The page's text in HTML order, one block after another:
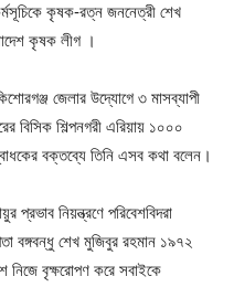
কৃষক-রত্ন জননেত্রী শেখ
কৃষক লীগ ।
জেলার উদ্যোগে ৩ মাসব্যাপী
বিসিক শিল্পনগরী এরিয়ায় ১০০০
বক্তব্যে তিনি এসব কথা বলেন।
নিয়ন্ত্রণে পরিবেশবিদরা
বঙ্গবন্ধু শেখ মুজিবুর রহমান ১৯৭২
নিজে বৃক্ষরোপণ করে সবাইকে